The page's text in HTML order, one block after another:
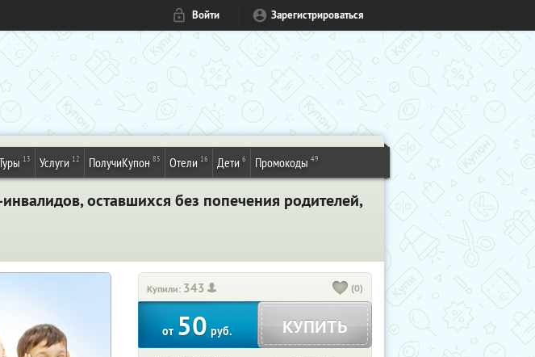
Войти Зарегистрироваться
13 Услуги 12 ПолучиКупон 85 Отели 16 Дети 6 Промокоды 49
оставшихся без попечения родителей,
Купили: 343 (0)
от 50руб. КУПИТЬ